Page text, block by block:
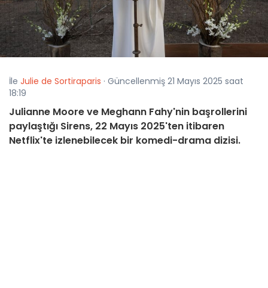
İle Julie de Sortiraparis · Güncellenmiş 21 Mayıs 2025 saat
18:19
Julianne Moore ve Meghann Fahy'nin başrollerini
paylaştığı Sirens, 22 Mayıs 2025'ten itibaren
Netflix'te izlenebilecek bir komedi-drama dizisi.